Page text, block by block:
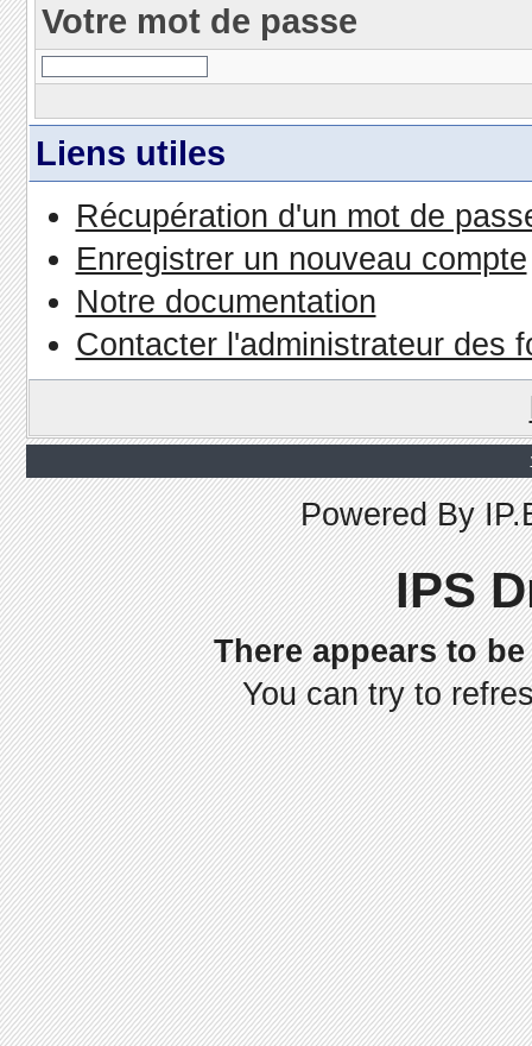
Votre mot de passe
Liens utiles
Récupération d'un mot de
Enregistrer un nouveau compte
Notre documentation
Contacter l'administrateur des
Powered By
IPS
There appears to
You can try to